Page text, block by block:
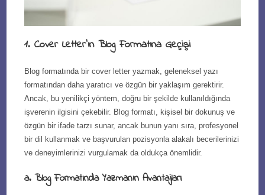
1. Cover Letter’ın Blog Formatına Geçişi
Blog formatında bir cover letter yazmak, geleneksel yazı
formatından daha yaratıcı ve özgün bir yaklaşım gerektirir.
Ancak, bu yenilikçi yöntem, doğru bir şekilde kullanıldığında
işverenin ilgisini çekebilir. Blog formatı, kişisel bir dokunuş ve
özgün bir ifade tarzı sunar, ancak bunun yanı sıra, profesyonel
bir dil kullanmak ve başvurulan pozisyonla alakalı becerilerinizi
ve deneyimlerinizi vurgulamak da oldukça önemlidir.
a. Blog Formatında Yazmanın Avantajları